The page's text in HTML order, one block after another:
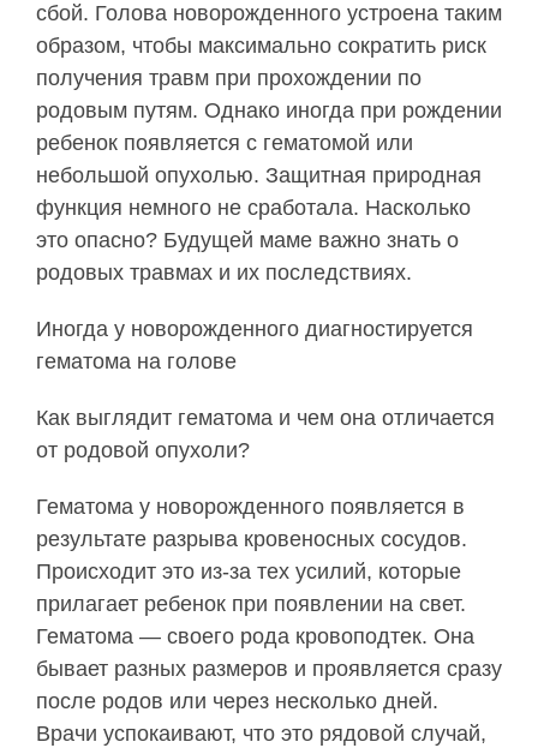
сбой. Голова новорожденного устроена таким
образом, чтобы максимально сократить риск
получения травм при прохождении по
родовым путям. Однако иногда при рождении
ребенок появляется с гематомой или
небольшой опухолью. Защитная природная
функция немного не сработала. Насколько
это опасно? Будущей маме важно знать о
родовых травмах и их последствиях.
Иногда у новорожденного диагностируется
гематома на голове
Как выглядит гематома и чем она отличается
от родовой опухоли?
Гематома у новорожденного появляется в
результате разрыва кровеносных сосудов.
Происходит это из-за тех усилий, которые
прилагает ребенок при появлении на свет.
Гематома — своего рода кровоподтек. Она
бывает разных размеров и проявляется сразу
после родов или через несколько дней.
Врачи успокаивают, что это рядовой случай,